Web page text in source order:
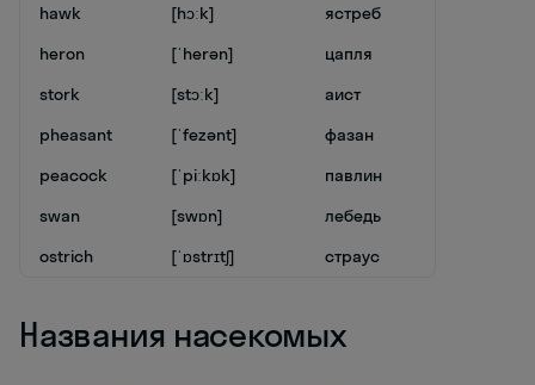
hawk
[hɔːk]
ястреб
heron
[ˈherən]
цапля
stork
[stɔːk]
аист
pheasant
[ˈfezənt]
фазан
peacock
[ˈpiːkɒk]
павлин
swan
[swɒn]
лебедь
ostrich
[ˈɒstrɪtʃ] страус
Названия насекомых